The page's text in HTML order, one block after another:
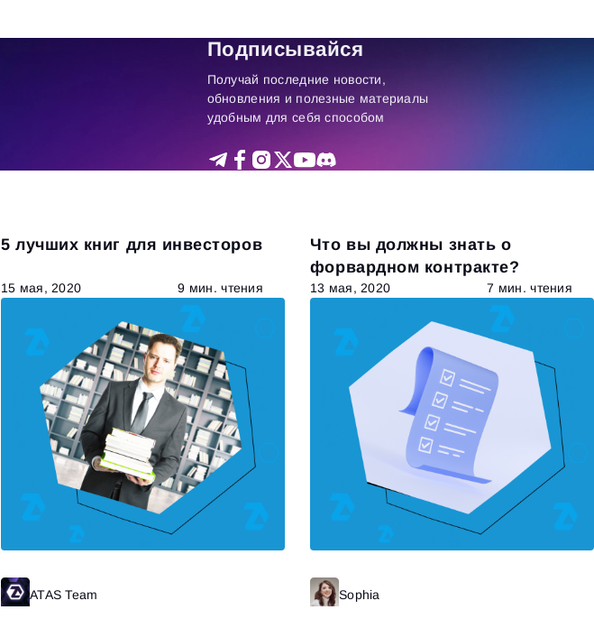
5 лучших книг для инвесторов
15 мая, 2020 9 мин. чтения
ATAS Team
Что вы должны знать о
форвардном контракте?
13 мая, 2020 7 мин. чтения
Sophia
Подписывайся
Получай последние новости,
обновления и полезные материалы
удобным для себя способом